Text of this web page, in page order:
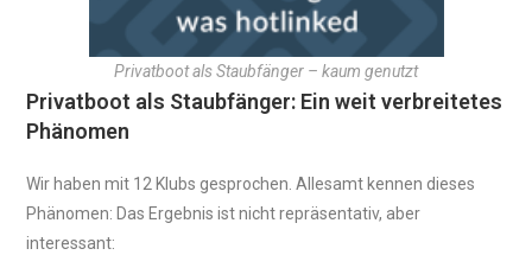
Privatboot als Staubfänger – kaum genutzt
Privatboot als Staubfänger: Ein weit verbreitetes
Phänomen
Wir haben mit 12 Klubs gesprochen. Allesamt kennen dieses
Phänomen: Das Ergebnis ist nicht repräsentativ, aber
interessant: